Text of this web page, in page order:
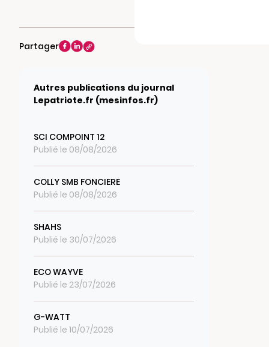
Partager
Autres publications du journal
Lepatriote.fr (mesinfos.fr)
SCI COMPOINT 12
Publié le 08/08/2026
COLLY SMB FONCIERE
Publié le 08/08/2026
SHAHS
Publié le 30/07/2026
ECO WAYVE
Publié le 23/07/2026
G-WATT
Publié le 10/07/2026